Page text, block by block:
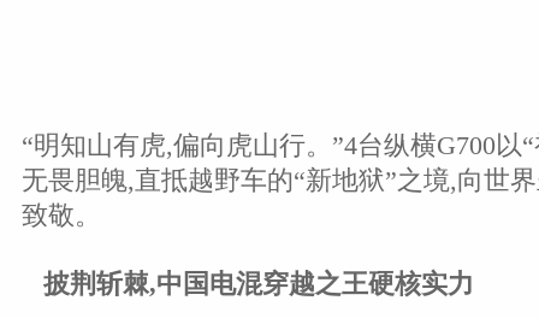
“明知山有虎,偏向虎山行。”4台纵横G700以
无畏胆魄,直抵越野车的“新地狱”之境,向世
致敬。
披荆斩棘,中国电混穿越之王硬核实力